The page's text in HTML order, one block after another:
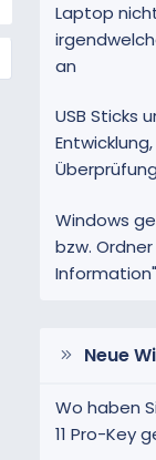
Laptop
an
USB Sticks
Windows
bzw.
Neue
Wo haben
11 Pro-Key